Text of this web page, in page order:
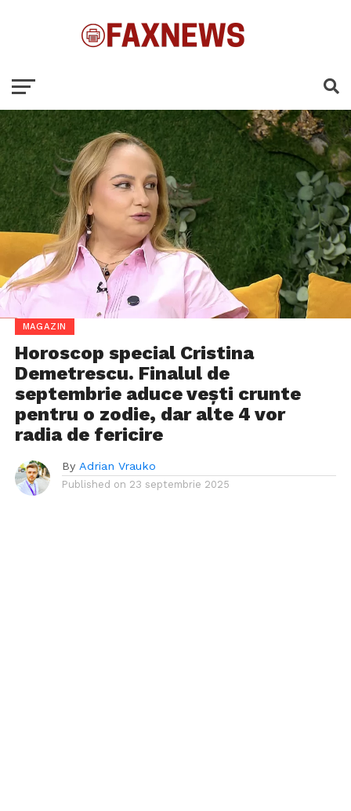
MAGAZIN
Horoscop special Cristina
Demetrescu. Finalul de
septembrie aduce vești crunte
pentru o zodie, dar alte 4 vor
radia de fericire
By Adrian Vrauko
Published on 23 septembrie 2025